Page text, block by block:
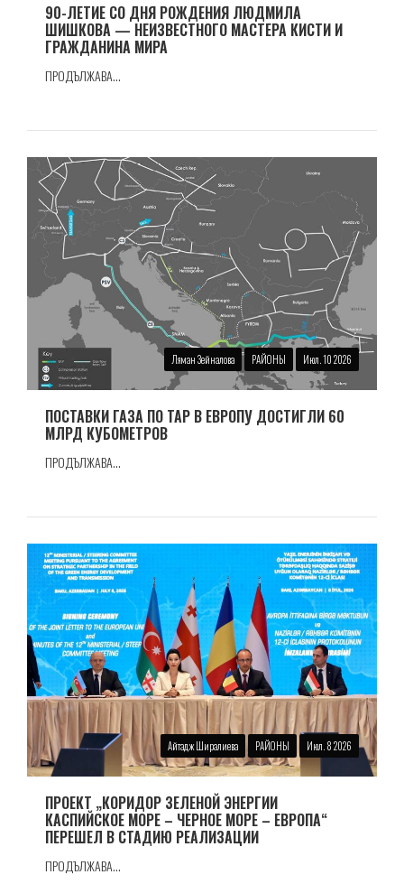
90-ЛЕТИЕ СО ДНЯ РОЖДЕНИЯ ЛЮДМИЛА
ШИШКОВА — НЕИЗВЕСТНОГО МАСТЕРА КИСТИ И
ГРАЖДАНИНА МИРА
ПРОДЪЛЖАВА...
Ляман Зейналова РАЙОНЫ Июл. 10 2026
ПОСТАВКИ ГАЗА ПО TAP В ЕВРОПУ ДОСТИГЛИ 60
МЛРД КУБОМЕТРОВ
ПРОДЪЛЖАВА...
Айтадж Ширалиева РАЙОНЫ Июл. 8 2026
ПРОЕКТ „КОРИДОР ЗЕЛЕНОЙ ЭНЕРГИИ
КАСПИЙСКОЕ МОРЕ – ЧЕРНОЕ МОРЕ – ЕВРОПА“
ПЕРЕШЕЛ В СТАДИЮ РЕАЛИЗАЦИИ
ПРОДЪЛЖАВА...